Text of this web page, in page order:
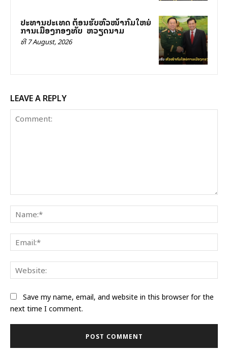
ປະທານປະເທດ ຕ້ອນຮັບຫົວໜ້າກົມໃຫຍ່
ການເມືອງກອງທັບ ສສ ຫວຽດນາມ
ທີ 7 August, 2026
LEAVE A REPLY
Save my name, email, and website in this browser for the
next time I comment.